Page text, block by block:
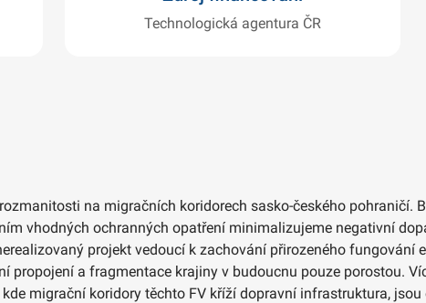
Technologická agentura ČR
na migračních koridorech sasko-českého pohraničí.
vhodných ochranných opatření minimalizujeme negativní
projekt vedoucí k zachování přirozeného fungování
propojení a fragmentace krajiny v budoucnu pouze porostou.
migrační koridory těchto FV kříží dopravní infrastruktura,